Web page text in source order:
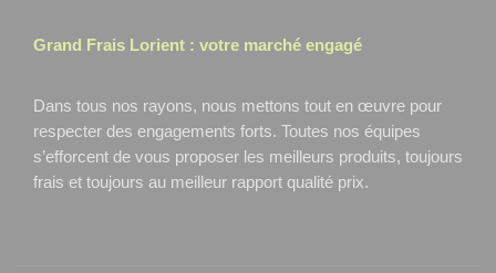
Grand Frais Lorient : votre marché engagé
Dans tous nos rayons, nous mettons tout en œuvre pour
respecter des engagements forts. Toutes nos équipes
s’efforcent de vous proposer les meilleurs produits, toujours
frais et toujours au meilleur rapport qualité prix.